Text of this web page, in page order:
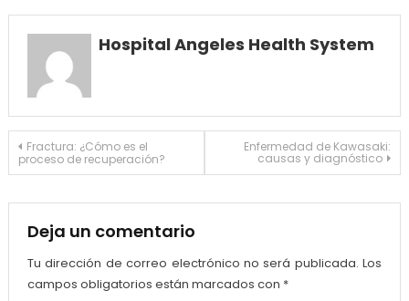
Hospital Angeles Health System
Navegación
de
Fractura: ¿Cómo es el
proceso de recuperación?
Enfermedad de Kawasaki:
causas y diagnóstico
Deja un comentario
Tu dirección de correo electrónico no será publicada. Los
campos obligatorios están marcados con *